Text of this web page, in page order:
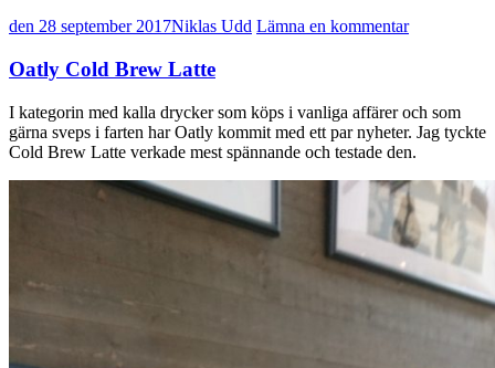
den 28 september 2017Niklas Udd Lämna en kommentar
Oatly Cold Brew Latte
I kategorin med kalla drycker som köps i vanliga affärer och som
gärna sveps i farten har Oatly kommit med ett par nyheter. Jag tyckte
Cold Brew Latte verkade mest spännande och testade den.